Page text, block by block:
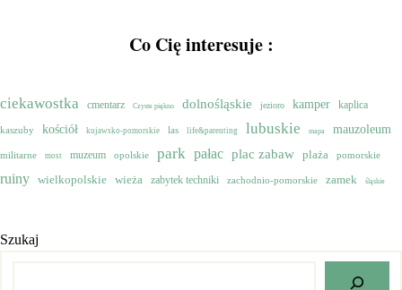
Co Cię interesuje :
ciekawostka cmentarz Czyste piękno dolnośląskie jezioro kamper kaplica
kaszuby kościół kujawsko-pomorskie las life&parenting lubuskie mapa mauzoleum
militarne most muzeum opolskie park pałac plac zabaw plaża pomorskie
ruiny wielkopolskie wieża zabytek techniki zachodnio-pomorskie zamek śląskie
Szukaj